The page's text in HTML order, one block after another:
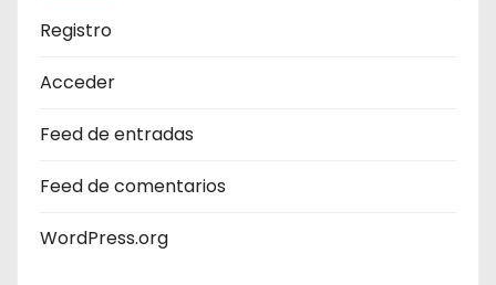
Registro
Acceder
Feed de entradas
Feed de comentarios
WordPress.org